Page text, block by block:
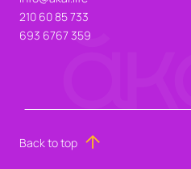
210 60 85 733
693 6767 359
Back to top